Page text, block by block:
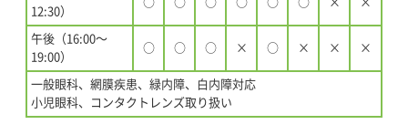
12:30）
午後（16:00〜
19:00）
○ ○ ○ × ○ × × ×
一般眼科、網膜疾患、緑内障、白内障対応
小児眼科、コンタクトレンズ取り扱い